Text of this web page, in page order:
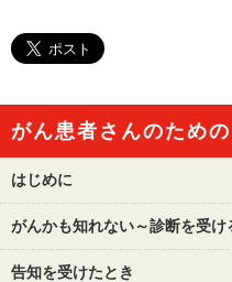
がん患者さんのため
はじめに
がんかも知れない～診断を受け
告知を受けたとき